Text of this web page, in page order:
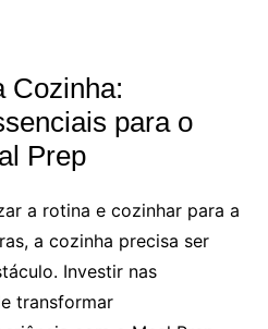
Cozinha:
para o
Prep
a rotina e cozinhar para a
a cozinha precisa ser
Investir nas
transformar